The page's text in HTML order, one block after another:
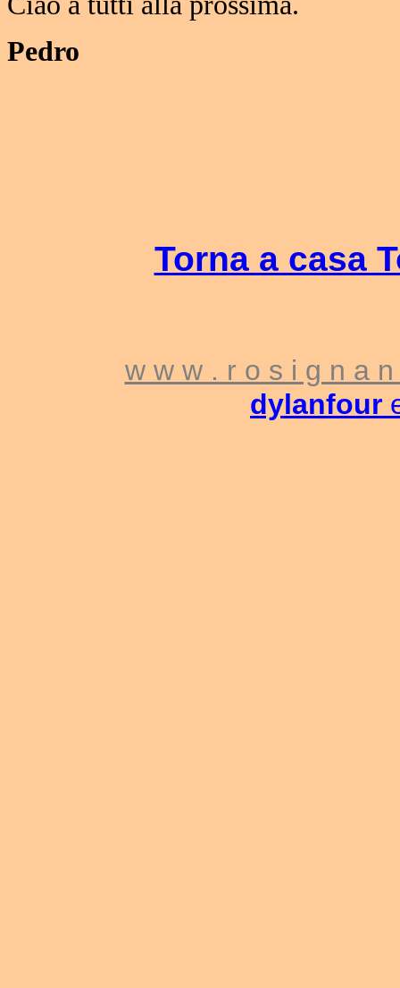
Pedro
Torna a casa
w w w . r o s i g n a
dylanfour